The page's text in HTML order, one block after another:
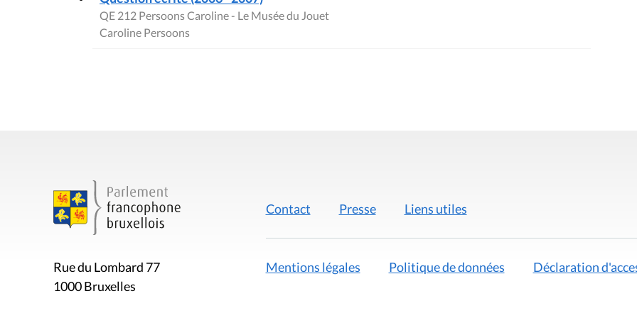
QE 212 Persoons Caroline - Le Musée du Jouet
Caroline Persoons
Rue du Lombard 77
1000 Bruxelles
Contact Presse Liens utiles
Mentions légales Politique de données Déclaration